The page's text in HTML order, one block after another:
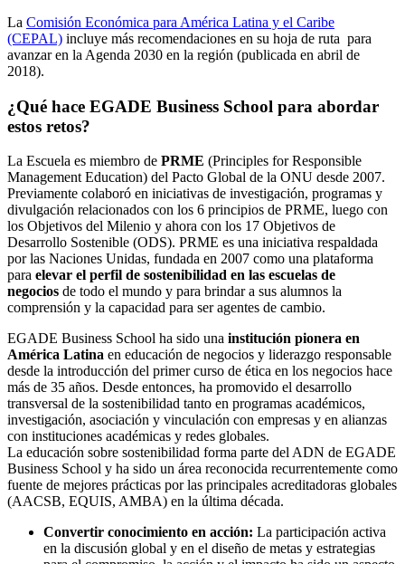
La Comisión Económica para América Latina y el Caribe
(CEPAL) incluye más recomendaciones en su hoja de ruta para
avanzar en la Agenda 2030 en la región (publicada en abril de
2018).
¿Qué hace EGADE Business School para abordar
estos retos?
La Escuela es miembro de PRME (Principles for Responsible
Management Education) del Pacto Global de la ONU desde 2007.
Previamente colaboró en iniciativas de investigación, programas y
divulgación relacionados con los 6 principios de PRME, luego con
los Objetivos del Milenio y ahora con los 17 Objetivos de
Desarrollo Sostenible (ODS). PRME es una iniciativa respaldada
por las Naciones Unidas, fundada en 2007 como una plataforma
para elevar el perfil de sostenibilidad en las escuelas de
negocios de todo el mundo y para brindar a sus alumnos la
comprensión y la capacidad para ser agentes de cambio.
EGADE Business School ha sido una institución pionera en
América Latina en educación de negocios y liderazgo responsable
desde la introducción del primer curso de ética en los negocios hace
más de 35 años. Desde entonces, ha promovido el desarrollo
transversal de la sostenibilidad tanto en programas académicos,
investigación, asociación y vinculación con empresas y en alianzas
con instituciones académicas y redes globales.
La educación sobre sostenibilidad forma parte del ADN de EGADE
Business School y ha sido un área reconocida recurrentemente como
fuente de mejores prácticas por las principales acreditadoras globales
(AACSB, EQUIS, AMBA) en la última década.
Convertir conocimiento en acción: La participación activa
en la discusión global y en el diseño de metas y estrategias